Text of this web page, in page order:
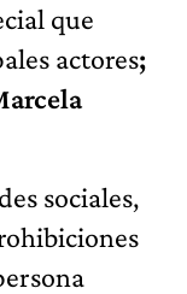
que
actores;
sociales,